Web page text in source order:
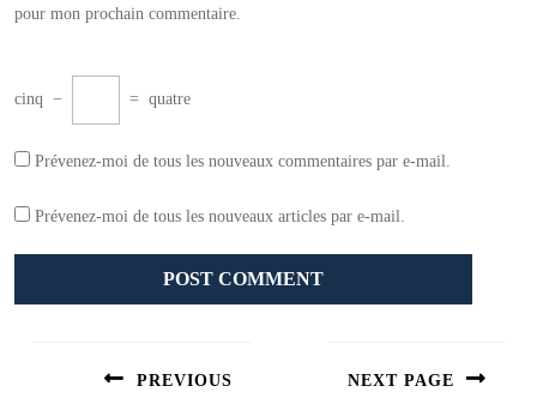
pour mon prochain commentaire.
cinq − = quatre
Prévenez-moi de tous les nouveaux commentaires par e-mail.
Prévenez-moi de tous les nouveaux articles par e-mail.
PREVIOUS
NEXT PAGE